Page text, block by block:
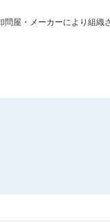
屋・メーカーにより組織